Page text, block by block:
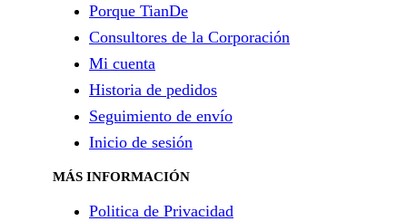
Porque TianDe
Consultores de la Corporación
Mi cuenta
Historia de pedidos
Seguimiento de envío
Inicio de sesión
MÁS INFORMACIÓN
Politica de Privacidad